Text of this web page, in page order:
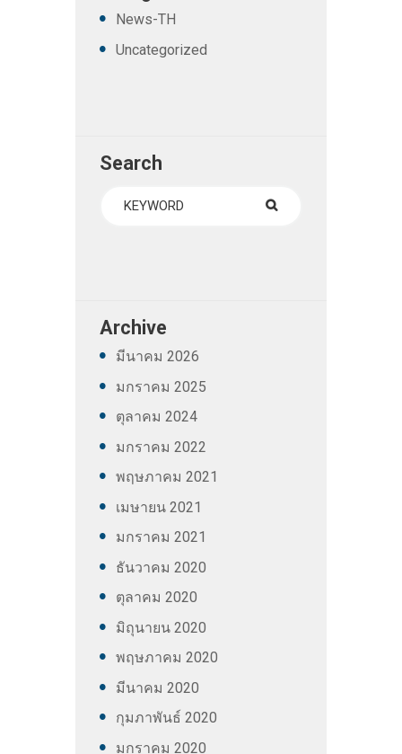
News-TH
Uncategorized
Search
Archive
มีนาคม 2026
มกราคม 2025
ตุลาคม 2024
มกราคม 2022
พฤษภาคม 2021
เมษายน 2021
มกราคม 2021
ธันวาคม 2020
ตุลาคม 2020
มิถุนายน 2020
พฤษภาคม 2020
มีนาคม 2020
กุมภาพันธ์ 2020
มกราคม 2020